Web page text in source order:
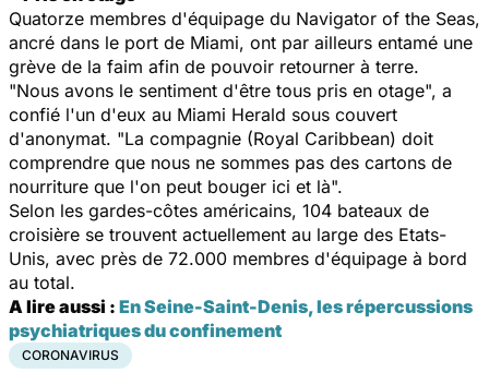
Quatorze membres d'équipage du Navigator of the Seas,
ancré dans le port de Miami, ont par ailleurs entamé une
grève de la faim afin de pouvoir retourner à terre.
"Nous avons le sentiment d'être tous pris en otage", a
confié l'un d'eux au Miami Herald sous couvert
d'anonymat. "La compagnie (Royal Caribbean) doit
comprendre que nous ne sommes pas des cartons de
nourriture que l'on peut bouger ici et là".
Selon les gardes-côtes américains, 104 bateaux de
croisière se trouvent actuellement au large des Etats-
Unis, avec près de 72.000 membres d'équipage à bord
au total.
A lire aussi : En Seine-Saint-Denis, les répercussions
psychiatriques du confinement
CORONAVIRUS